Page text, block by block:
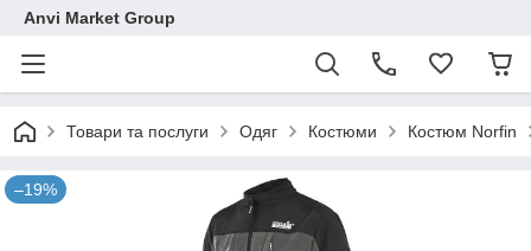
Anvi Market Group
Товари та послуги Одяг Костюми Костюм Norfin
–19%